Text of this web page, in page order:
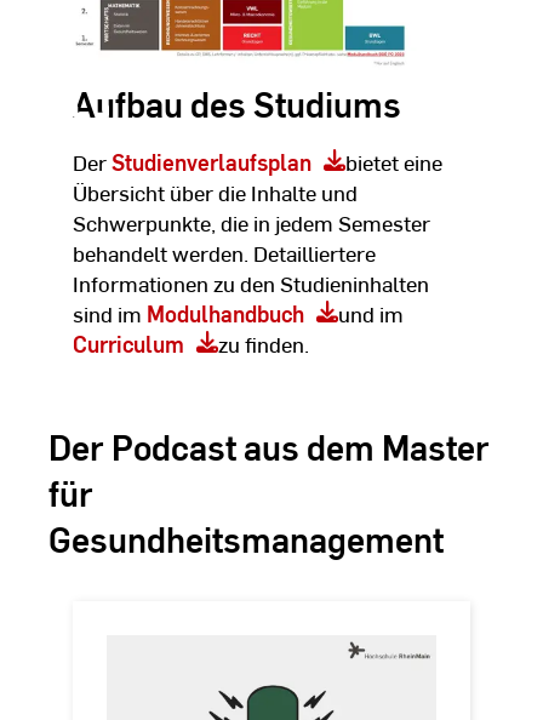
Aufbau des Studiums
DerStudienverlaufsplan
bietet eine
Übersicht über die Inhalte und
Schwerpunkte, die in jedem Semester
behandelt werden. Detailliertere
Informationen zu den Studieninhalten
sind im Modulhandbuch
und im
Curriculum
zu finden.
Der Podcast aus dem Master
für
Gesundheitsmanagement